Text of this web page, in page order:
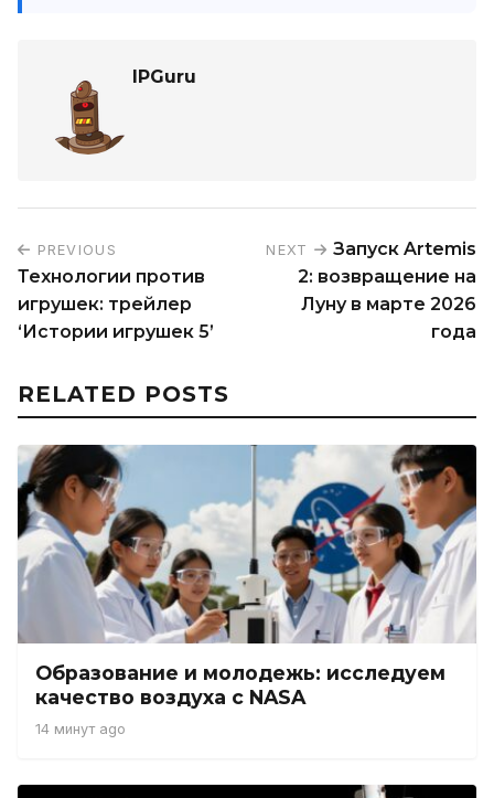
IPGuru
PREVIOUS
Технологии против
игрушек: трейлер
‘Истории игрушек 5’
NEXT
Запуск Artemis
2: возвращение на
Луну в марте 2026
года
RELATED POSTS
Образование и молодежь: исследуем
качество воздуха с NASA
14 минут ago